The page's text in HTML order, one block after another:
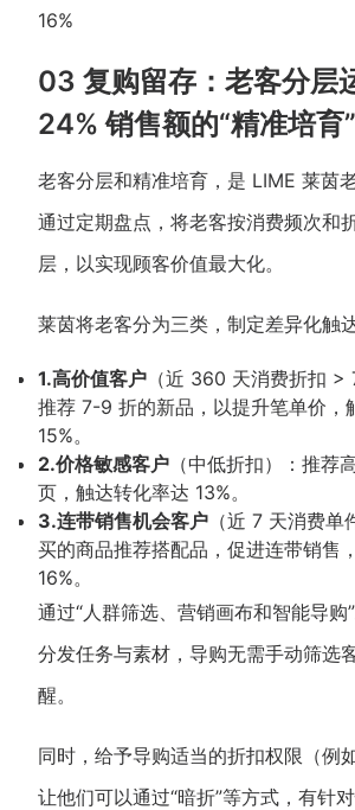
16%
03 复购留存：老客分层
24% 销售额的“精准培育
老客分层和精准培育，是 LIME 莱茵
通过定期盘点，将老客按消费频次和
层，以实现顾客价值最大化。
莱茵将老客分为三类，制定差异化触
1.高价值客户 （近 360 天消费折扣 >
推荐 7-9 折的新品，以提升笔单价，
15%。
2.价格敏感客户 （中低折扣）：推荐
页，触达转化率达 13%。
3.连带销售机会客户 （近 7 天消费
买的商品推荐搭配品，促进连带销售
16%。
通过“人群筛选、营销画布和智能导购
分发任务与素材，导购无需手动筛选
醒。
同时，给予导购适当的折扣权限（例
让他们可以通过“暗折”等方式，有针